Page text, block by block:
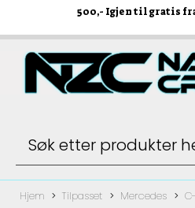
500,- Igjen til gratis
Hjem Tilpasset Mercedes